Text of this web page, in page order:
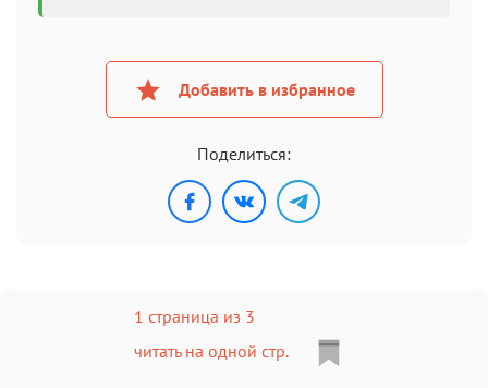
Добавить в избранное
Поделиться:
1 страница из 3
читать на одной стр.